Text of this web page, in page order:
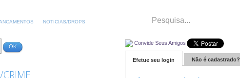
NOTICIAS/DROPS
OK
Convide Seus Amigos
Efetue seu login Não é cadastrado?